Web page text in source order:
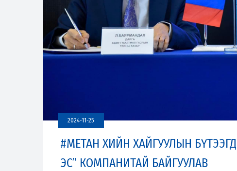
2024-11-25
#МЕТАН ХИЙН ХАЙГУУЛЫН
ЭС” КОМПАНИТАЙ БАЙГУУЛАВ